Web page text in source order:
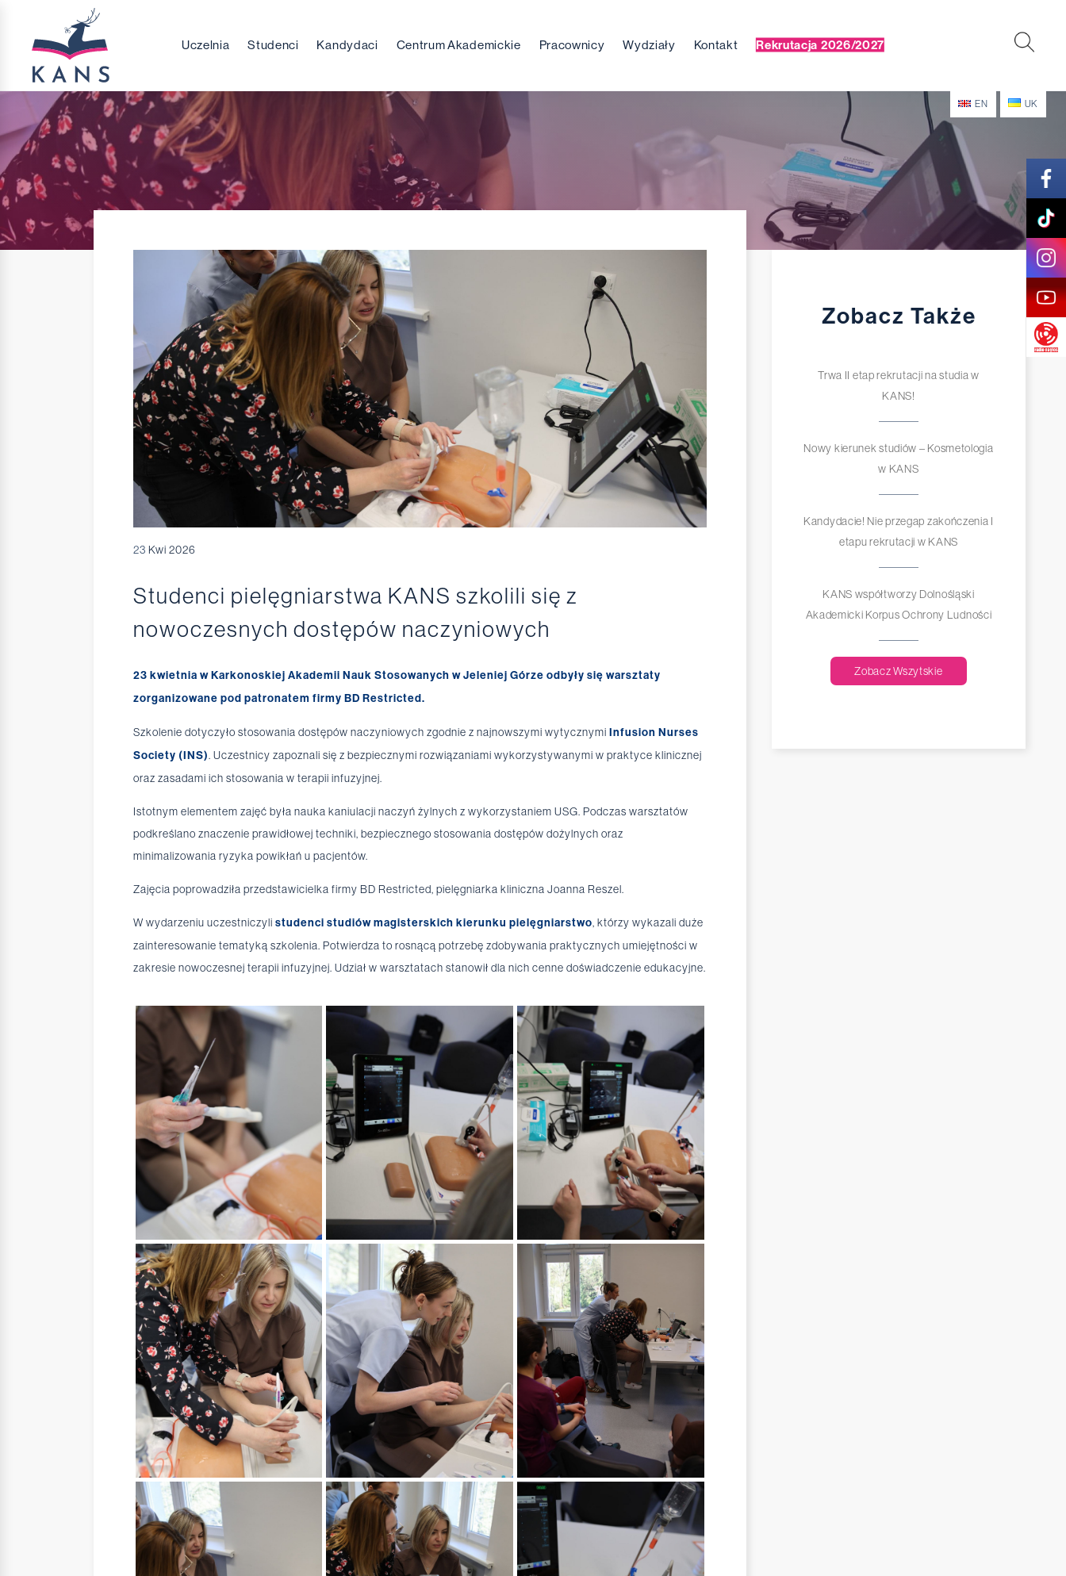
Uczelnia Studenci Kandydaci Centrum Akademickie Pracownicy Wydziały Kontakt Rekrutacja 2026/2027
EN UK
Zobacz Także
Trwa II etap rekrutacji na studia w
KANS!
Nowy kierunek studiów – Kosmetologia
w KANS
Kandydacie! Nie przegap zakończenia I
etapu rekrutacji w KANS
KANS współtworzy Dolnośląski
Akademicki Korpus Ochrony Ludności
Zobacz Wszytskie
23 Kwi 2026
Studenci pielęgniarstwa KANS szkolili się z
nowoczesnych dostępów naczyniowych
23 kwietnia w Karkonoskiej Akademii Nauk Stosowanych w Jeleniej Górze odbyły się warsztaty
zorganizowane pod patronatem firmy BD Restricted.
Szkolenie dotyczyło stosowania dostępów naczyniowych zgodnie z najnowszymi wytycznymi Infusion Nurses
Society (INS). Uczestnicy zapoznali się z bezpiecznymi rozwiązaniami wykorzystywanymi w praktyce klinicznej
oraz zasadami ich stosowania w terapii infuzyjnej.
Istotnym elementem zajęć była nauka kaniulacji naczyń żylnych z wykorzystaniem USG. Podczas warsztatów
podkreślano znaczenie prawidłowej techniki, bezpiecznego stosowania dostępów dożylnych oraz
minimalizowania ryzyka powikłań u pacjentów.
Zajęcia poprowadziła przedstawicielka firmy BD Restricted, pielęgniarka kliniczna Joanna Reszel.
W wydarzeniu uczestniczyli studenci studiów magisterskich kierunku pielęgniarstwo, którzy wykazali duże
zainteresowanie tematyką szkolenia. Potwierdza to rosnącą potrzebę zdobywania praktycznych umiejętności w
zakresie nowoczesnej terapii infuzyjnej. Udział w warsztatach stanowił dla nich cenne doświadczenie edukacyjne.